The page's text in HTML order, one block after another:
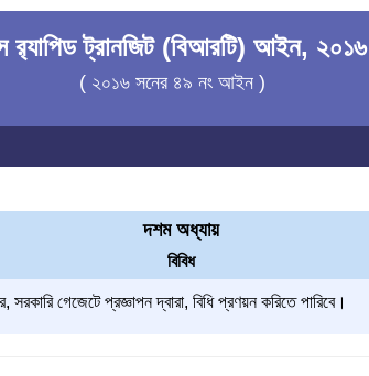
র‍্যাপিড ট্রানজিট (বিআরটি) আইন, ২০১৬
( ২০১৬ সনের ৪৯ নং আইন )
দশম অধ্যায়
বিবিধ
গেজেটে প্রজ্ঞাপন দ্বারা, বিধি প্রণয়ন করিতে পারিবে।